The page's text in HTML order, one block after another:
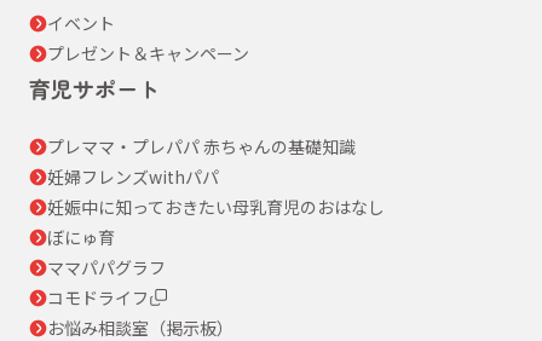
イベント
プレゼント＆キャンペーン
育児サポート
プレママ・プレパパ 赤ちゃんの基礎知識
妊婦フレンズwithパパ
妊娠中に知っておきたい母乳育児のおはなし
ぼにゅ育
ママパパグラフ
コモドライフ
お悩み相談室（掲示板）